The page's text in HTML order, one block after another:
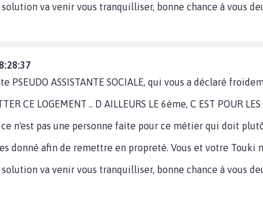
va venir vous tranquilliser, bonne chance à vous
PSEUDO ASSISTANTE SOCIALE, qui vous a déclaré
CE LOGEMENT .. D AILLEURS LE 6ème, C EST POUR LES
n'est pas une personne faite pour ce métier qui doit
donné afin de remettre en propreté. Vous et votre Touki
va venir vous tranquilliser, bonne chance à vous